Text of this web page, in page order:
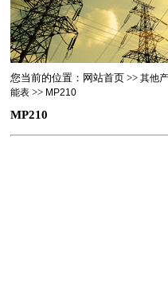
您当前的位置：网站首页 >> 其他
能表 >> MP210
MP210